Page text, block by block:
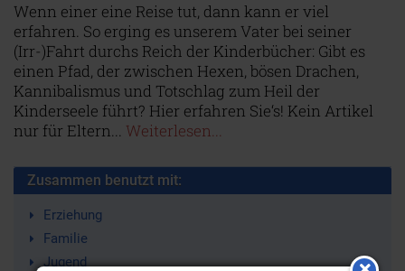
Wenn einer eine Reise tut, dann kann er viel
erfahren. So erging es unserem Vater bei seiner
(Irr-)Fahrt durchs Reich der Kinderbücher: Gibt es
einen Pfad, der zwischen Hexen, bösen Drachen,
Kannibalismus und Totschlag zum Heil der
Kinderseele führt? Hier erfahren Sie‘s! Kein Artikel
nur für Eltern... Weiterlesen...
Zusammen benutzt mit:
Erziehung
Familie
Jugend